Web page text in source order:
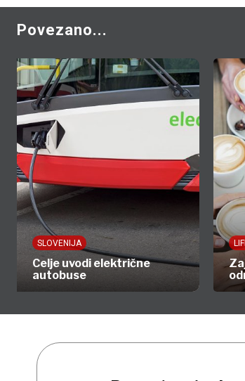
Povezano...
SLOVENIJA
Celje uvodi električne
autobuse